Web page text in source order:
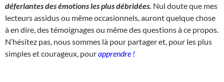
déferlantes des émotions les plus débridées. Nul doute que mes
lecteurs assidus ou même occasionnels, auront quelque chose
à en dire, des témoignages ou même des questions à ce propos.
N’hésitez pas, nous sommes là pour partager et, pour les plus
simples et courageux, pourapprendre !